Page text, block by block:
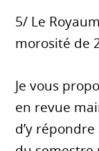
5/ Le
morosité de
Je vous
en revue
d’y